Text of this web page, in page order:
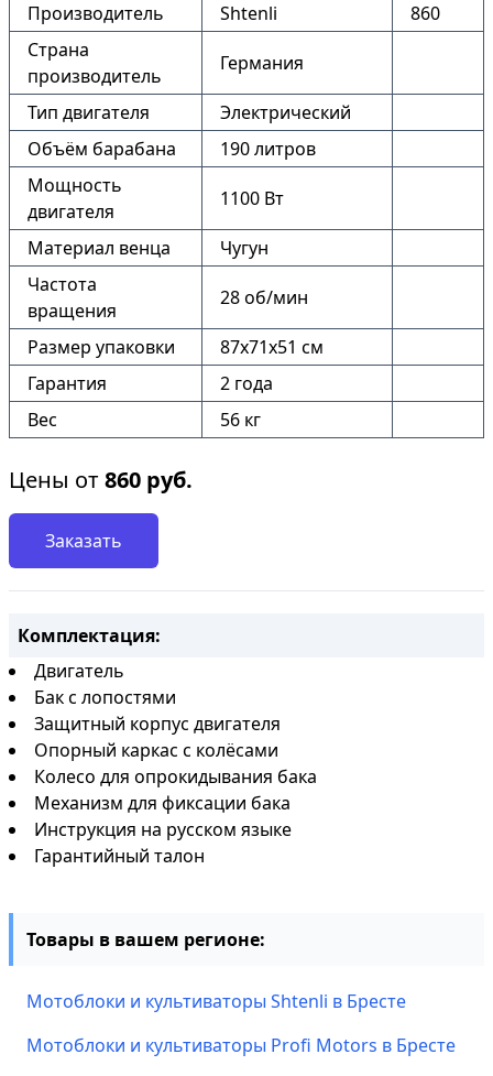
Производитель
Shtenli
860
Страна
производитель
Германия
Тип двигателя
Электрический
Объём барабана
190 литров
Мощность
двигателя
1100 Вт
Материал венца
Чугун
Частота
вращения
28 об/мин
Размер упаковки
87х71х51 см
Гарантия
2 года
Вес
56 кг
Цены от860 руб.
Заказать
Комплектация:
Двигатель
Бак с лопостями
Защитный корпус двигателя
Опорный каркас с колёсами
Колесо для опрокидывания бака
Механизм для фиксации бака
Инструкция на русском языке
Гарантийный талон
Товары в вашем регионе:
Мотоблоки и культиваторы Shtenli в Бресте
Мотоблоки и культиваторы Profi Motors в Бресте